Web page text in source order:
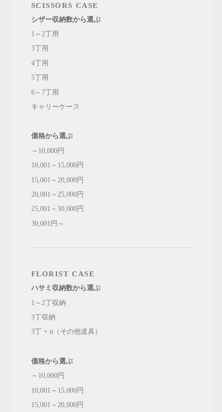
SCISSORS CASE
シザー収納数から選ぶ
1～2丁用
3丁用
4丁用
5丁用
6～7丁用
キャリーケース
価格から選ぶ
～10,000円
10,001～15,000円
15,001～20,000円
20,001～25,000円
25,001～30,000円
30,001円～
FLORIST CASE
ハサミ収納数から選ぶ
1～2丁収納
3丁収納
3丁 + α（その他道具）
価格から選ぶ
～10,000円
10,001～15,000円
15,001～20,000円